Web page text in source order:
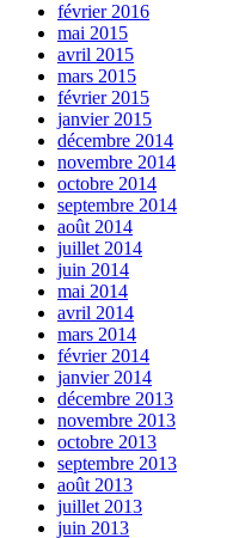
février 2016
mai 2015
avril 2015
mars 2015
février 2015
janvier 2015
décembre 2014
novembre 2014
octobre 2014
septembre 2014
août 2014
juillet 2014
juin 2014
mai 2014
avril 2014
mars 2014
février 2014
janvier 2014
décembre 2013
novembre 2013
octobre 2013
septembre 2013
août 2013
juillet 2013
juin 2013